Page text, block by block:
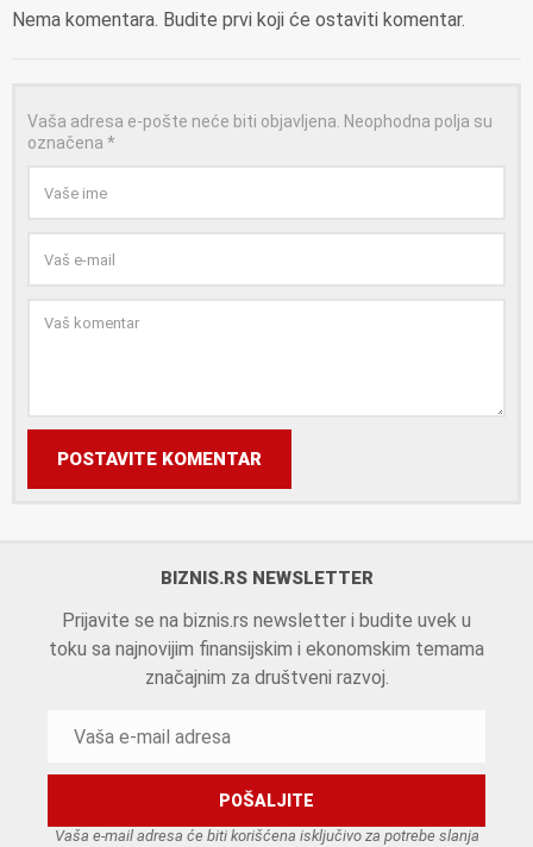
Nema komentara. Budite prvi koji će ostaviti komentar.
Vaša adresa e-pošte neće biti objavljena. Neophodna polja su
označena *
POSTAVITE KOMENTAR
BIZNIS.RS NEWSLETTER
Prijavite se na biznis.rs newsletter i budite uvek u
toku sa najnovijim finansijskim i ekonomskim temama
značajnim za društveni razvoj.
Vaša e-mail adresa će biti korišćena isključivo za potrebe slanja